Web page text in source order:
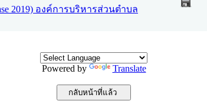
2019) องค์การบริหารส่วนตำบล
Powered by Translate